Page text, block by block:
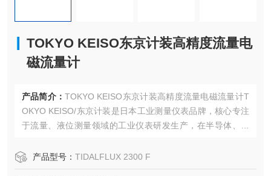
TOKYO KEISO东京计装高精度流量电
磁流量计
产品简介： TOKYO KEISO东京计装高精度流量电磁流量计T
OKYO KEISO/东京计装‌是日本工业测量仪表品牌，核心专注
于流量、液位测量领域的工业仪表研发生产，在半导体、海
计、玻璃管流量计、微小转子流量计、超声波流量计、孔板
产品型号： TIDALFLUX 2300 F